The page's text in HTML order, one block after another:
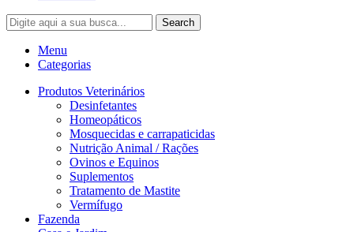
Search
Menu
Categorias
Produtos Veterinários
Desinfetantes
Homeopáticos
Mosquecidas e carrapaticidas
Nutrição Animal / Rações
Ovinos e Equinos
Suplementos
Tratamento de Mastite
Vermífugo
Fazenda